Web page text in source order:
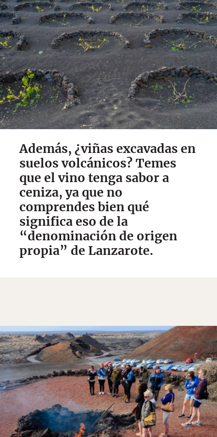
Además, ¿viñas excavadas en
suelos volcánicos? Temes
que el vino tenga sabor a
ceniza, ya que no
comprendes bien qué
significa eso de la
“denominación de origen
propia” de Lanzarote.